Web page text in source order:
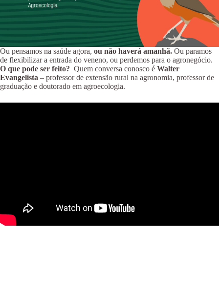
Ou pensamos na saúde agora, ou não haverá amanhã. Ou paramos
de flexibilizar a entrada do veneno, ou perdemos para o agronegócio.
O que pode ser feito? Quem conversa conosco é Walter
Evangelista – professor de extensão rural na agronomia, professor de
graduação e doutorado em agroecologia.